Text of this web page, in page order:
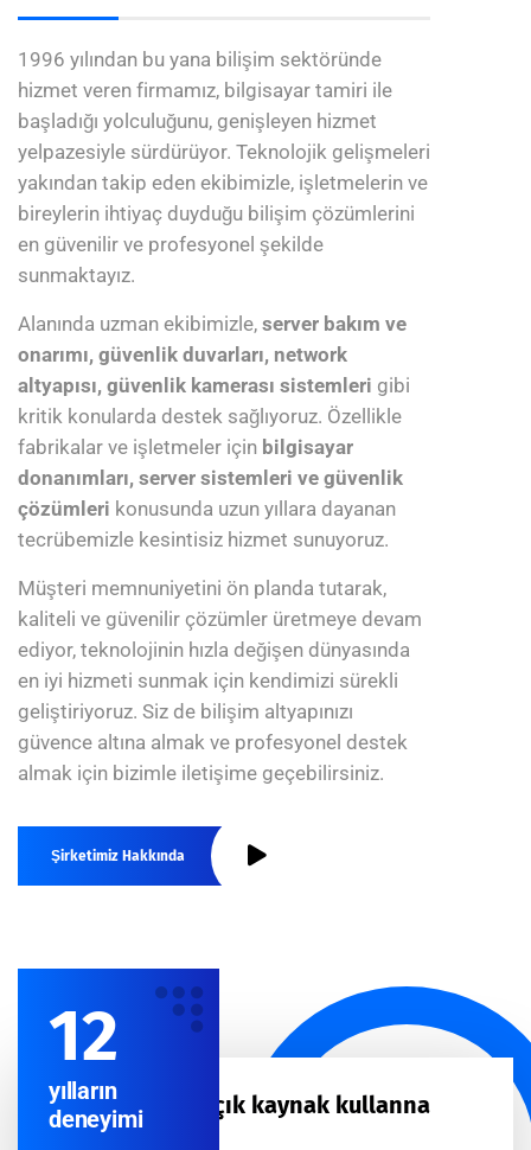
1996 yılından bu yana bilişim sektöründe
hizmet veren firmamız, bilgisayar tamiri ile
başladığı yolculuğunu, genişleyen hizmet
yelpazesiyle sürdürüyor. Teknolojik gelişmeleri
yakından takip eden ekibimizle, işletmelerin ve
bireylerin ihtiyaç duyduğu bilişim çözümlerini
en güvenilir ve profesyonel şekilde
sunmaktayız.
Alanında uzman ekibimizle, server bakım ve
onarımı, güvenlik duvarları, network
altyapısı, güvenlik kamerası sistemleri gibi
kritik konularda destek sağlıyoruz. Özellikle
fabrikalar ve işletmeler için bilgisayar
donanımları, server sistemleri ve güvenlik
çözümleri konusunda uzun yıllara dayanan
tecrübemizle kesintisiz hizmet sunuyoruz.
Müşteri memnuniyetini ön planda tutarak,
kaliteli ve güvenilir çözümler üretmeye devam
ediyor, teknolojinin hızla değişen dünyasında
en iyi hizmeti sunmak için kendimizi sürekli
geliştiriyoruz. Siz de bilişim altyapınızı
güvence altına almak ve profesyonel destek
almak için bizimle iletişime geçebilirsiniz.
Şirketimiz Hakkında
12
yılların
deneyimi
En çok açık kaynak kullanna
şirket